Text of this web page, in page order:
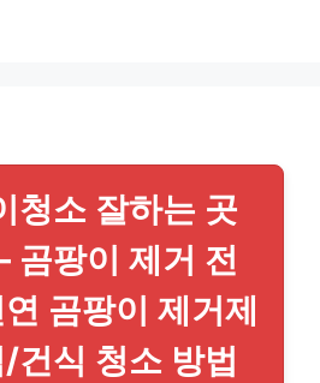
청소 잘하는 곳
곰팡이 제거 전
곰팡이 제거제
건식 청소 방법